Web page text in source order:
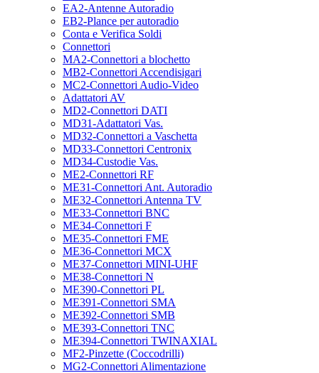
EA2-Antenne Autoradio
EB2-Plance per autoradio
Conta e Verifica Soldi
Connettori
MA2-Connettori a blochetto
MB2-Connettori Accendisigari
MC2-Connettori Audio-Video
Adattatori AV
MD2-Connettori DATI
MD31-Adattatori Vas.
MD32-Connettori a Vaschetta
MD33-Connettori Centronix
MD34-Custodie Vas.
ME2-Connettori RF
ME31-Connettori Ant. Autoradio
ME32-Connettori Antenna TV
ME33-Connettori BNC
ME34-Connettori F
ME35-Connettori FME
ME36-Connettori MCX
ME37-Connettori MINI-UHF
ME38-Connettori N
ME390-Connettori PL
ME391-Connettori SMA
ME392-Connettori SMB
ME393-Connettori TNC
ME394-Connettori TWINAXIAL
MF2-Pinzette (Coccodrilli)
MG2-Connettori Alimentazione